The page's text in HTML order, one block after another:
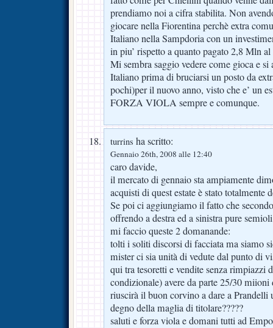
prendiamo noi a cifra stabilita. Non
giocare nella Fiorentina perchè extra
Italiano nella Sampdoria con un
in piu’ rispetto a quanto pagato 2,8 Mln
Mi sembra saggio vedere come gioca e si
Italiano prima di bruciarsi un posto da
pochi)per il nuovo anno, visto che e’ un
FORZA VIOLA sempre e comunque.
turrins ha scritto:
Gennaio 26th, 2008 alle 12:40
caro davide,
il mercato di gennaio sta ampiamente
acquisti di quest estate è stato
Se poi ci aggiungiamo il fatto che
offrendo a destra ed a sinistra pure
mi faccio queste 2 domanande:
tolti i soliti discorsi di facciata ma siamo
mister ci sia unità di vedute dal punto di
qui tra tesoretti e vendite senza rimpiazzi
condizionale) avere da parte 25/30
riuscirà il buon corvino a dare a Prandelli
degno della maglia di titolare?????
saluti e forza viola e domani tutti ad